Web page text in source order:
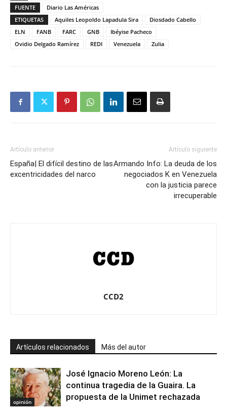
FUENTE
Diario Las Américas
ETIQUETAS
Aquiles Leopoldo Lapadula Sira
Diosdado Cabello
ELN
FANB FARC GNB
Ibéyise Pacheco
Ovidio Delgado Ramírez
REDI Venezuela Zulia
Artículo anterior
España| El difícil destino de las
excentricidades del narco
Artículo siguiente
Armando Info: La deuda de los
negociados K en Venezuela
con la justicia parece
irrecuperable
CCD2
Artículos relacionados Más del autor
opinión
José Ignacio Moreno León: La
continua tragedia de la Guaira. La
propuesta de la Unimet rechazada